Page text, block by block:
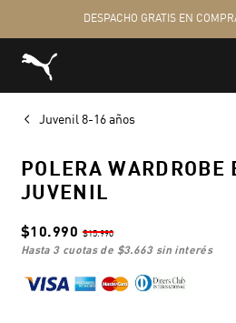
Juvenil 8-16 años
POLERA WARDROBE
JUVENIL
$10.990 $15.990
hasta 3 cuotas de $3.663sin interés